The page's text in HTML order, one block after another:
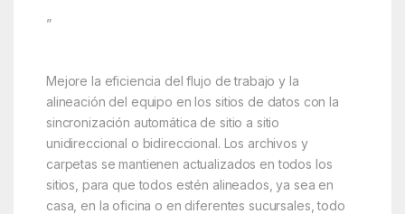
”
Mejore la eficiencia del flujo de trabajo y la
alineación del equipo en los sitios de datos con la
sincronización automática de sitio a sitio
unidireccional o bidireccional. Los archivos y
carpetas se mantienen actualizados en todos los
sitios, para que todos estén alineados, ya sea en
casa, en la oficina o en diferentes sucursales, todo